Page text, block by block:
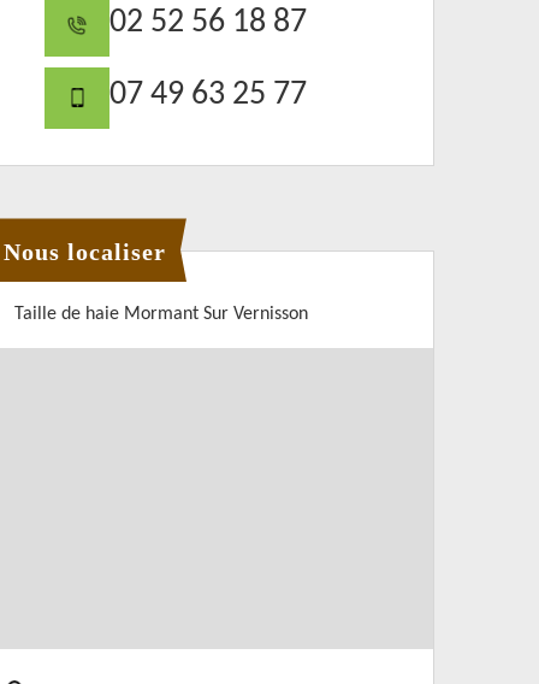
02 52 56 18 87
07 49 63 25 77
Nous localiser
Taille de haie Mormant Sur Vernisson